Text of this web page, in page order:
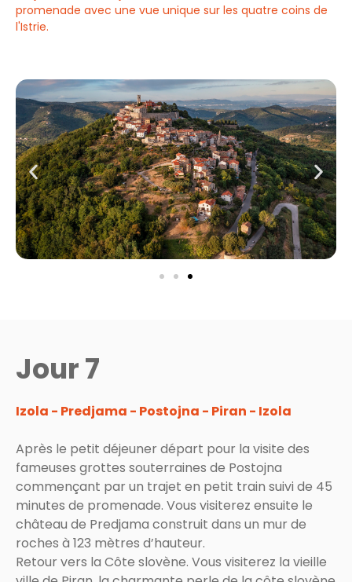
promenade avec une vue unique sur les quatre coins de
l'Istrie.
Jour 7
Izola - Predjama - Postojna - Piran - Izola
Après le petit déjeuner départ pour la visite des
fameuses grottes souterraines de Postojna
commençant par un trajet en petit train suivi de 45
minutes de promenade. Vous visiterez ensuite le
château de Predjama construit dans un mur de
roches à 123 mètres d’hauteur.
Retour vers la Côte slovène. Vous visiterez la vieille